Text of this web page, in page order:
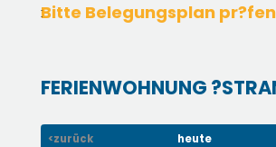
Bitte Belegungsplan
:
FERIENWOHNUNG
<zurück heute